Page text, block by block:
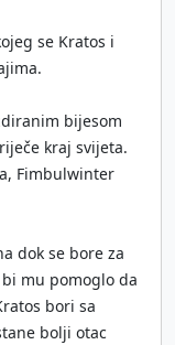
se Kratos i
bijesom
kraj svijeta.
Fimbulwinter
dok se bore za
mu pomoglo da
bori sa
bolji otac